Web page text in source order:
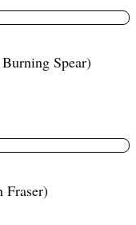
Spear)
Fraser)